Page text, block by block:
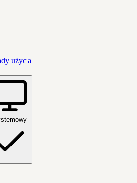
użycia